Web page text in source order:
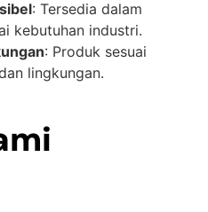
: Tersedia dalam
kebutuhan industri.
: Produk sesuai
lingkungan.